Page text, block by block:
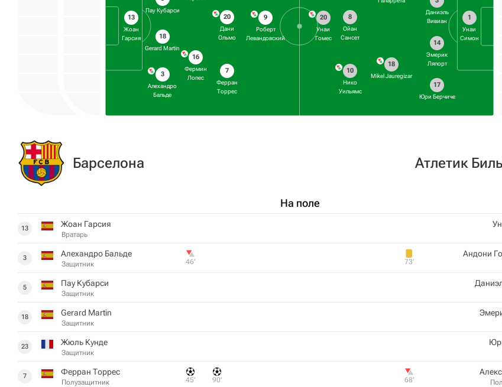
13
Жоан
Гарсия
Пау Кубарси
18
Gerard Martin
3
Алехандро
Бальде
16
Фермин
Лопес
20
Дани
Ольмо
7
Ферран
Торрес
9
Роберт
Левандовский
1
Унаи
Симон
Даниэль
Вивиан
14
Эмерик
Ляпорт
17
Юри Берчиче
18
Mikel Jauregizar
8
Ойан
Сансет
10
Нико
Уильямс
20
Унаи
Гомес
Барселона
На поле
13 Жоан Гарсия
Вратарь
3 Алехандро Бальде
Защитник 46‎’‎
5 Пау Кубарси
Защитник
18 Gerard Martin
Защитник
23 Жюль Кунде
Защитник
7 Ферран Торрес
Полузащитник 45‎’‎ 90‎’‎
Атлетик
Андони
73‎’‎
68‎’‎